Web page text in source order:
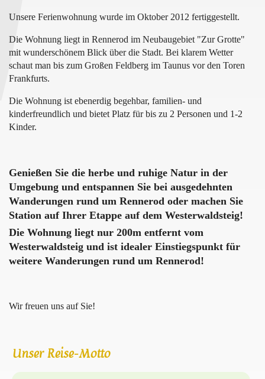
Unsere Ferienwohnung wurde im Oktober 2012 fertiggestellt.
Die Wohnung liegt in Rennerod im Neubaugebiet "Zur Grotte"
mit wunderschönem Blick über die Stadt. Bei klarem Wetter
schaut man bis zum Großen Feldberg im Taunus vor den Toren
Frankfurts.
Die Wohnung ist ebenerdig begehbar, familien- und
kinderfreundlich und bietet Platz für bis zu 2 Personen und 1-2
Kinder.
Genießen Sie die herbe und ruhige Natur in der
Umgebung und entspannen Sie bei ausgedehnten
Wanderungen rund um Rennerod oder machen Sie
Station auf Ihrer Etappe auf dem Westerwaldsteig!
Die Wohnung liegt nur 200m entfernt vom
Westerwaldsteig und ist idealer Einstiegspunkt für
weitere Wanderungen rund um Rennerod!
Wir freuen uns auf Sie!
Unser Reise-Motto